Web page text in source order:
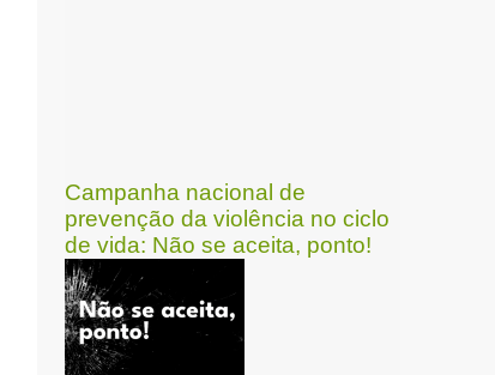
Campanha nacional de
prevenção da violência no ciclo
de vida: Não se aceita, ponto!